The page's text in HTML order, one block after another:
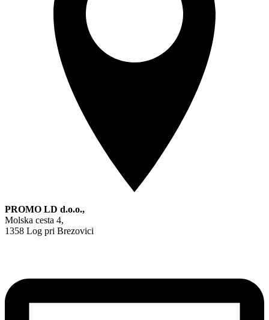
PROMO LD d.o.o.,
Molska cesta 4,
1358 Log pri Brezovici